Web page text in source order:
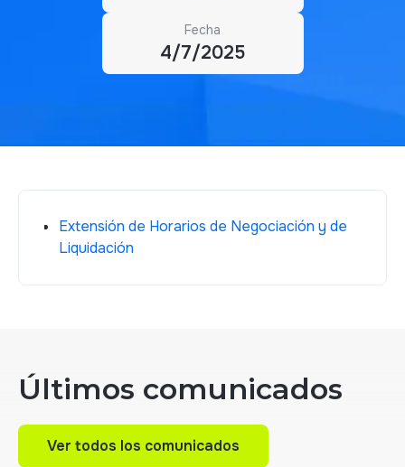
Fecha
4/7/2025
Extensión de Horarios de Negociación y de
Liquidación
Últimos comunicados
Ver todos los comunicados